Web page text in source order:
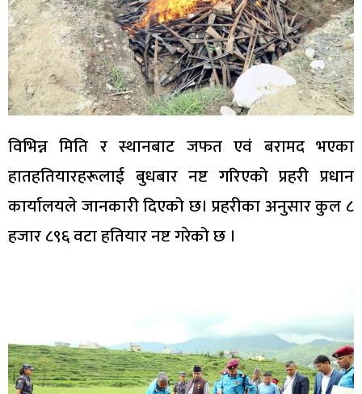
विभिन्न मिति र स्थानबाट जफत एवं बरामद भएका
हातहतियारहरूलाई बुधबार नष्ट गरिएको प्रहरी प्रधान
कार्यालयले जानकारी दिएको छ। प्रहरीका अनुसार कुल ८
हजार ८९६ वटा हतियार नष्ट गरेको छ ।